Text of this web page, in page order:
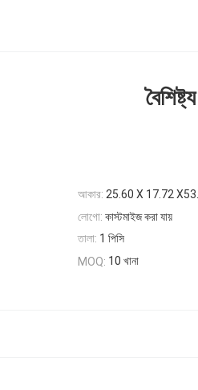
বৈশিষ্ট্য
আকার: 25.60 X 17.72
লোগো: কাস্টমাইজ করা যায়
তালা: 1 পিসি
MOQ: 10 খানা